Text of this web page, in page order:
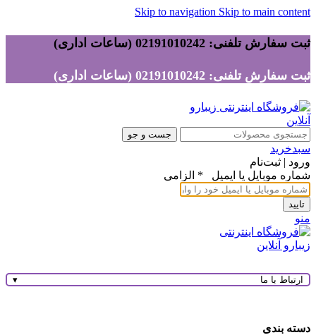
Skip to navigation Skip to main content
ثبت سفارش تلفنی: 02191010242 (ساعات اداری)
ثبت سفارش تلفنی: 02191010242 (ساعات اداری)
جست و جو
سبدخرید
ورود | ثبت‌نام
شماره موبایل یا ایمیل * الزامی
تایید
منو
ارتباط با ما ▾
دسته بندی